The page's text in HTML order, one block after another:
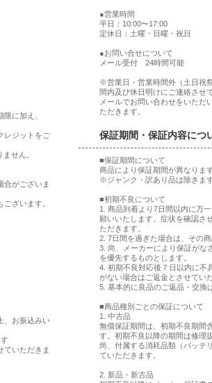
に加え、
レジットをご
せん。
がございま
ざいます。
、お振込みい
ていただきま
●営業時間
平日：10:00〜17:00
定休日：土曜・日曜・祝日
●お問い合せについて
メール受付 24時間可能
※営業日・営業時間外（土日祝
間内及び休日明けにご連絡させ
メールでお問い合わせをいただ
ただきます。
保証期間・保証内容につ
■保証期間について
商品により保証期間が異なりま
※ジャンク・訳あり品は除きます
■初期不良について
1. 商品到着より7日間以内に万
願いいたします。症状を確認さ
ただきます。
2. 7日間を過ぎた場合は、その
3. 尚、メーカーにより保証がな
を優先するものとします。
4. 初期不良対応後７日以内に不
がない場合はご返金とさせてい
5. 基本的に良品のご返品・交換
■商品種別ごとの保証について
1. 中古品
無償保証期間は、初期不良期間
す。初期不良以降の期間は修理
尚、付属する消耗品類（バッテ
ていただきます。
2. 新品・新古品